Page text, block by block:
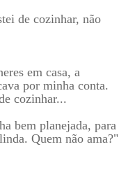
de cozinhar, não
em casa, a
por minha conta.
cozinhar...
bem planejada, para
Quem não ama?"